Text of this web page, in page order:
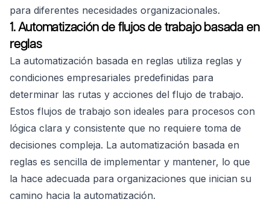
para diferentes necesidades organizacionales.
1. Automatización de flujos de trabajo basada en
reglas
La automatización basada en reglas utiliza reglas y
condiciones empresariales predefinidas para
determinar las rutas y acciones del flujo de trabajo.
Estos flujos de trabajo son ideales para procesos con
lógica clara y consistente que no requiere toma de
decisiones compleja. La automatización basada en
reglas es sencilla de implementar y mantener, lo que
la hace adecuada para organizaciones que inician su
camino hacia la automatización.